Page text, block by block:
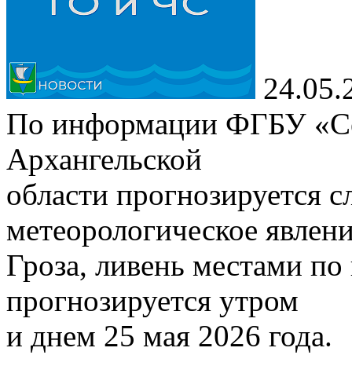
По информации ФГБУ
Архангельской
области прогнозируется
метеорологическое
Гроза, ливень местами
прогнозируется утром
и днем 25 мая 2026 года.